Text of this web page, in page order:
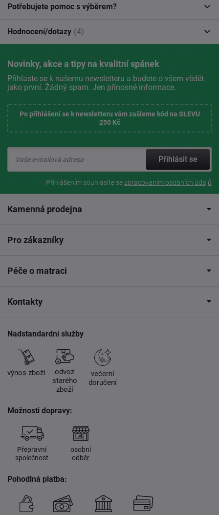
Potřebujete pomoc s výběrem?
Hodnocení/dotazy (4)
Novinky, akce a tipy na kvalitní spánek
Přihlaste se k našemu newsletteru a budete o všem vědět
jako první. Žádný spam. Jen přínosné informace.
Po přihlášení se k newsletteru vám zašleme kód na SLEVU
250 Kč
Přihlásit se
Přihlášením souhlasíte sezpracovaním osobních údajů
Kamenná prodejna
Pro zákazníky
Péče o matraci
Kontakty
Nadstandardní služby
výnos zboží
odvoz
starého
zboží
večerní
doručení
Možnosti dopravy:
Přepravní
společnost
osobní
odběr
Pohodlná platba: